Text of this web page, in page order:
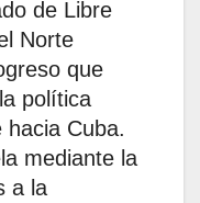
de Libre
Norte
que
política
hacia Cuba.
mediante la
a la